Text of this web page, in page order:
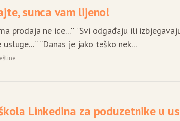
sunca vam lijeno!
prodaja ne ide...'' ''Svi odgađaju ili
usluge...'' ''Danas je jako teško nek...
Linkedina za poduzetnike u